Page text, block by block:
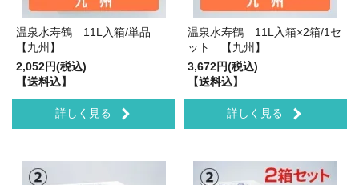
温泉水寿鶴 11L入箱/単品
【九州】
2,052円(税込)
【送料込】
詳しく見る
温泉水寿鶴 11L入箱×2箱/1セ
ット 【九州】
3,672円(税込)
【送料込】
詳しく見る